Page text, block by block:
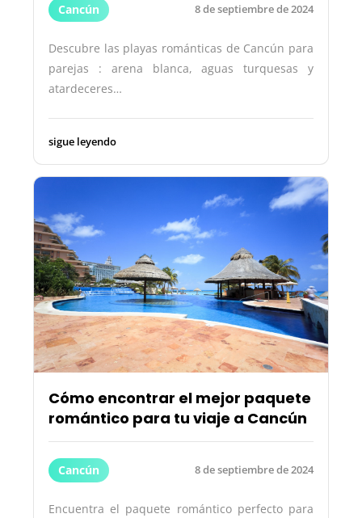
Cancún 8 de septiembre de 2024
Descubre las playas románticas de Cancún para
parejas : arena blanca, aguas turquesas y
atardeceres…
sigue leyendo
Cómo encontrar el mejor paquete
romántico para tu viaje a Cancún
Cancún 8 de septiembre de 2024
Encuentra el paquete romántico perfecto para